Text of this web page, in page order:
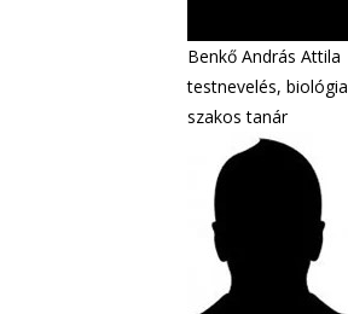
Benkő András Attila
testnevelés, biológia
szakos tanár